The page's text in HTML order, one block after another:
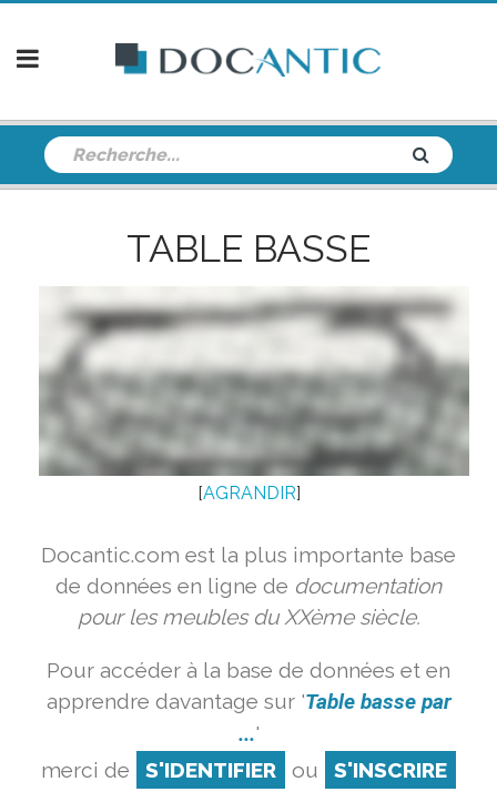
TABLE BASSE
[AGRANDIR]
Docantic.com est la plus importante base
de données en ligne de documentation
pour les meubles du XXème siècle.
Pour accéder à la base de données et en
apprendre davantage sur 'Table basse par
...'
merci de
S'IDENTIFIER ou S'INSCRIRE